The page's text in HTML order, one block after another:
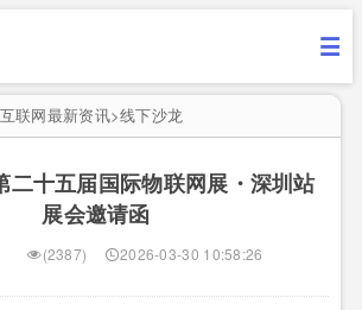
互联网最新资讯>线下沙龙
二十五届国际物联网展・深圳站
展会邀请函
(2387) 2026-03-30 10:58:26